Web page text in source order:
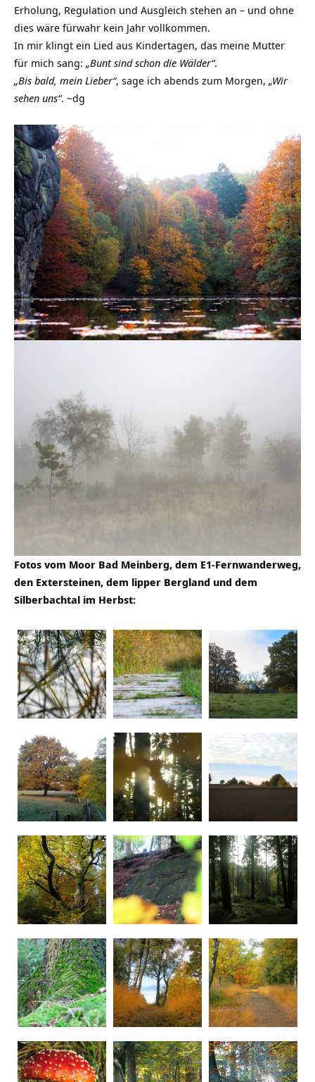
Erholung, Regulation und Ausgleich stehen an – und ohne
dies wäre fürwahr kein Jahr vollkommen.
In mir klingt ein Lied aus Kindertagen, das meine Mutter
für mich sang: „Bunt sind schon die Wälder“.
„Bis bald, mein Lieber“, sage ich abends zum Morgen, „Wir
sehen uns“. ~dg
Fotos vom Moor Bad Meinberg, dem E1-Fernwanderweg,
den Extersteinen, dem lipper Bergland und dem
Silberbachtal im Herbst: